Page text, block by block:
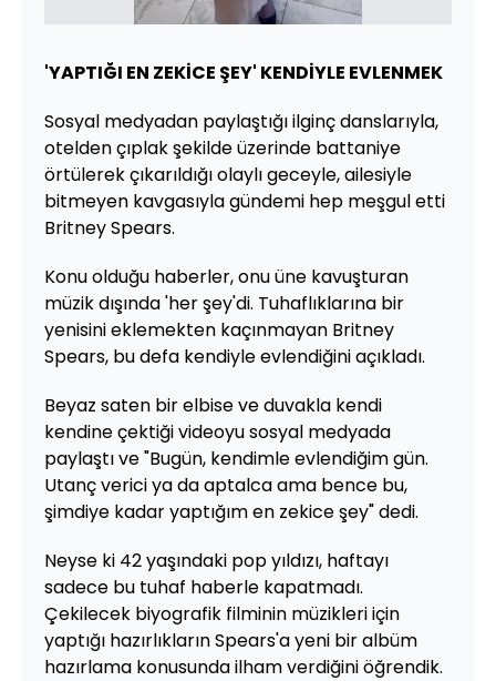
'YAPTIĞI EN ZEKİCE ŞEY' KENDİYLE EVLENMEK
Sosyal medyadan paylaştığı ilginç danslarıyla,
otelden çıplak şekilde üzerinde battaniye
örtülerek çıkarıldığı olaylı geceyle, ailesiyle
bitmeyen kavgasıyla gündemi hep meşgul etti
Britney Spears.
Konu olduğu haberler, onu üne kavuşturan
müzik dışında 'her şey'di. Tuhaflıklarına bir
yenisini eklemekten kaçınmayan Britney
Spears, bu defa kendiyle evlendiğini açıkladı.
Beyaz saten bir elbise ve duvakla kendi
kendine çektiği videoyu sosyal medyada
paylaştı ve "Bugün, kendimle evlendiğim gün.
Utanç verici ya da aptalca ama bence bu,
şimdiye kadar yaptığım en zekice şey" dedi.
Neyse ki 42 yaşındaki pop yıldızı, haftayı
sadece bu tuhaf haberle kapatmadı.
Çekilecek biyografik filminin müzikleri için
yaptığı hazırlıkların Spears'a yeni bir albüm
hazırlama konusunda ilham verdiğini öğrendik.